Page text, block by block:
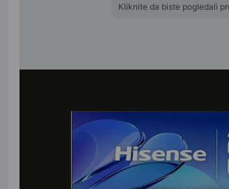
Kliknite da biste pogledali